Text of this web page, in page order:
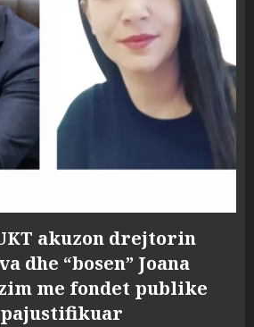
akuzon drejtorin
dhe “bosen” Joana
me fondet publike